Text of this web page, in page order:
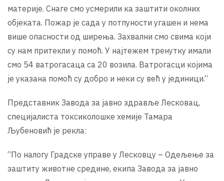
материје. Снаге смо усмерили ка заштити околних
објеката. Пожар је сада у потпуности угашен и нема
више опасности од ширења. Захвални смо свима који
су нам притекли у помоћ. У најтежем тренутку имали
смо 54 ватрогасаца са 20 возила. Ватрогасци којима
је указана помоћ су добро и неки су већ у јединици.“
Представник Завода за јавно здравље Лесковац,
специјалиста токсиколошке хемије Тамара
Љубеновић је рекла:
“По налогу Градске управе у Лесковцу – Одељење за
заштиту животне средине, екипа Завода за јавно